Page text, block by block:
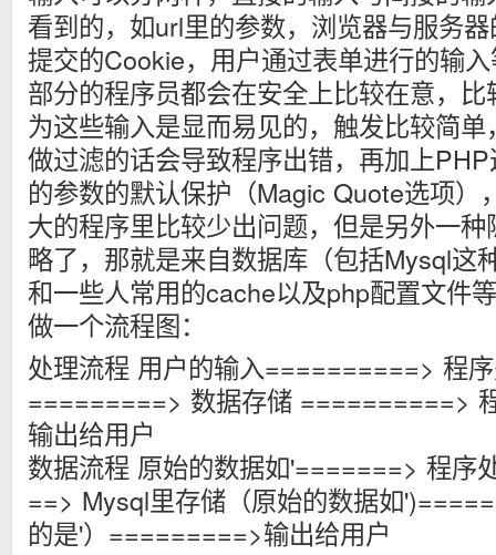
看到的，如url里的参数，浏览器与服务
提交的Cookie，用户通过表单进行的输
部分的程序员都会在安全上比较在意，
为这些输入是显而易见的，触发比较简
做过滤的话会导致程序出错，再加上
的参数的默认保护（Magic Quote选项）
大的程序里比较少出问题，但是另外一
略了，那就是来自数据库（包括Mysql这
和一些人常用的cache以及php配置文件
做一个流程图：
处理流程 用户的输入==========> 程
=========> 数据存储 ==========>
输出给用户
数据流程 原始的数据如'=======> 程序
==> Mysql里存储（原始的数据如
的是'）=========>输出给用户